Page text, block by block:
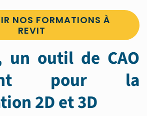
NOS FORMATIONS À
REVIT
un outil de CAO
pour la
2D et 3D